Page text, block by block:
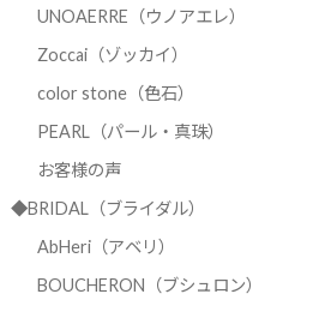
UNOAERRE（ウノアエレ）
Zoccai（ゾッカイ）
color stone（色石）
PEARL（パール・真珠）
お客様の声
◆BRIDAL（ブライダル）
AbHeri（アベリ）
BOUCHERON（ブシュロン）